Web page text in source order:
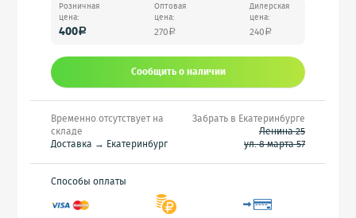
Розничная
цена:
400a
Оптовая
цена:
270 a
Дилерская
цена:
240 a
Сообщить o наличии
Временно отсутствует на
складе
Доставка → Екатеринбург
Забрать в Екатеринбурге
Ленина 25
ул. 8 марта 57
Способы оплаты